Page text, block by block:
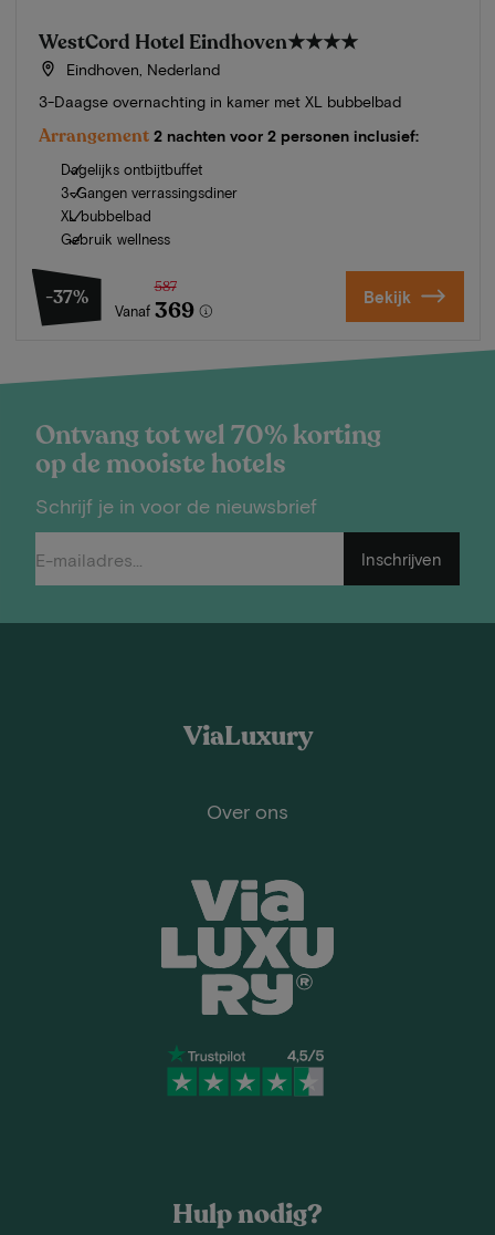
WestCord Hotel Eindhoven★★★★
Eindhoven, Nederland
3-Daagse overnachting in kamer met XL bubbelbad
Arrangement 2 nachten voor 2 personen inclusief:
Dagelijks ontbijtbuffet
3-Gangen verrassingsdiner
XL bubbelbad
Gebruik wellness
-37%
Vanaf
587
369 Bekijk
Ontvang tot wel 70% korting
op de mooiste hotels
Schrijf je in voor de nieuwsbrief
Inschrijven
ViaLuxury
Over ons
Hulp nodig?